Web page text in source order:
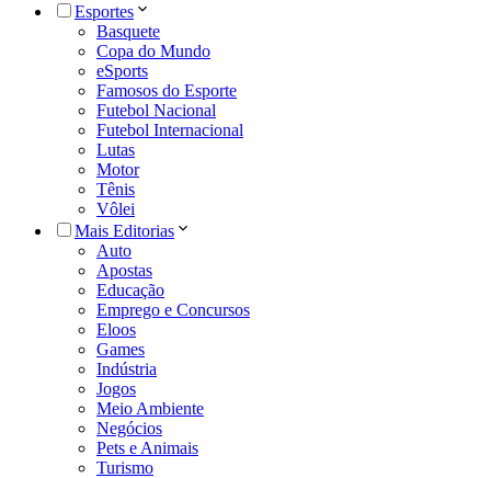
Esportes
Basquete
Copa do Mundo
eSports
Famosos do Esporte
Futebol Nacional
Futebol Internacional
Lutas
Motor
Tênis
Vôlei
Mais Editorias
Auto
Apostas
Educação
Emprego e Concursos
Eloos
Games
Indústria
Jogos
Meio Ambiente
Negócios
Pets e Animais
Turismo